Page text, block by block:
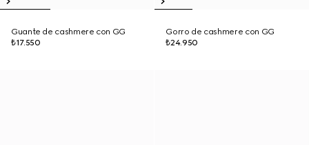
Guante de cashmere con GG
₺17.550
Gorro de cashmere con GG
₺24.950